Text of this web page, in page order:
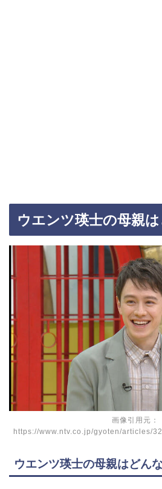
ウエンツ瑛士の母親
画像引用元：
https://www.ntv.co.jp/gyoten/articles/
ウエンツ瑛士の母親はどん